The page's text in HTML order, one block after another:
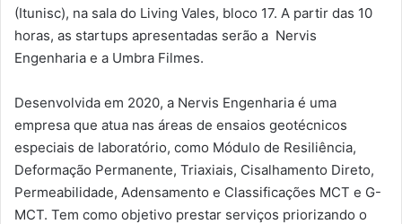
(Itunisc), na sala do Living Vales, bloco 17. A partir das 10
horas, as startups apresentadas serão a Nervis
Engenharia e a Umbra Filmes.
Desenvolvida em 2020, a Nervis Engenharia é uma
empresa que atua nas áreas de ensaios geotécnicos
especiais de laboratório, como Módulo de Resiliência,
Deformação Permanente, Triaxiais, Cisalhamento Direto,
Permeabilidade, Adensamento e Classificações MCT e G-
MCT. Tem como objetivo prestar serviços priorizando o